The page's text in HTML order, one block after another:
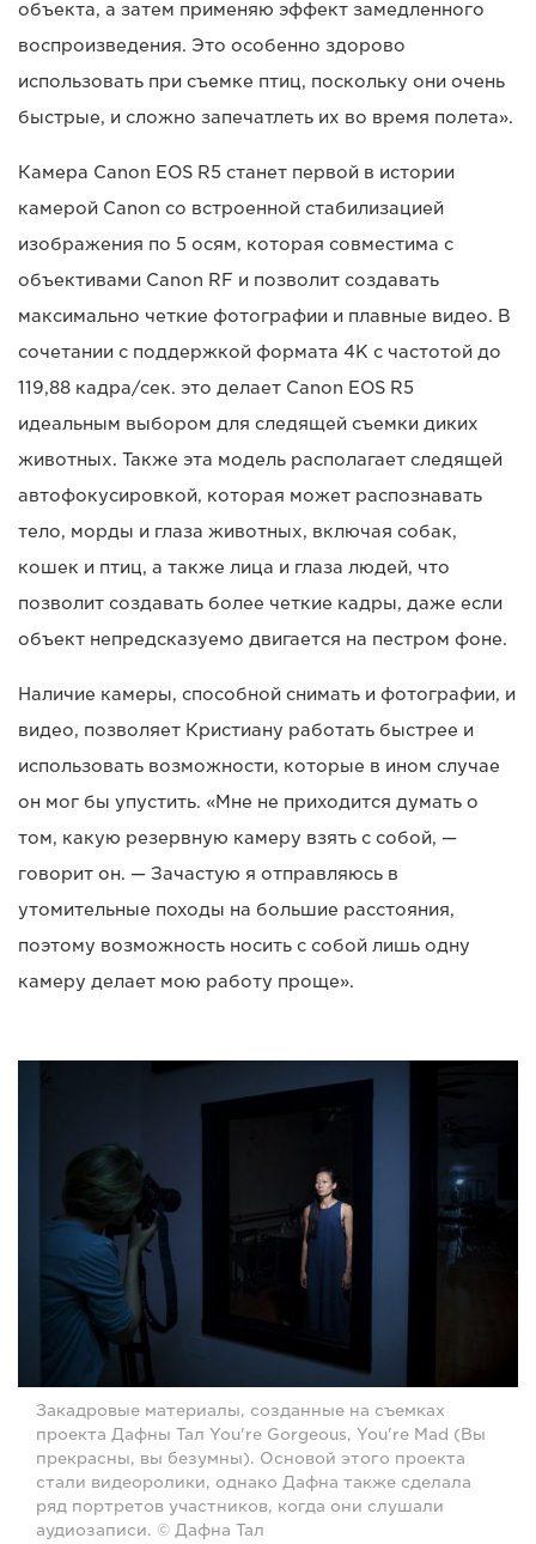
объекта, а затем применяю эффект замедленного
воспроизведения. Это особенно здорово
использовать при съемке птиц, поскольку они очень
быстрые, и сложно запечатлеть их во время полета».
Камера Canon EOS R5 станет первой в истории
камерой Canon со встроенной стабилизацией
изображения по 5 осям, которая совместима с
объективами Canon RF и позволит создавать
максимально четкие фотографии и плавные видео. В
сочетании с поддержкой формата 4K с частотой до
119,88 кадра/сек. это делает Canon EOS R5
идеальным выбором для следящей съемки диких
животных. Также эта модель располагает следящей
автофокусировкой, которая может распознавать
тело, морды и глаза животных, включая собак,
кошек и птиц, а также лица и глаза людей, что
позволит создавать более четкие кадры, даже если
объект непредсказуемо двигается на пестром фоне.
Наличие камеры, способной снимать и фотографии, и
видео, позволяет Кристиану работать быстрее и
использовать возможности, которые в ином случае
он мог бы упустить. «Мне не приходится думать о
том, какую резервную камеру взять с собой, —
говорит он. — Зачастую я отправляюсь в
утомительные походы на большие расстояния,
поэтому возможность носить с собой лишь одну
камеру делает мою работу проще».
Закадровые материалы, созданные на съемках
проекта Дафны Тал You're Gorgeous, You're Mad (Вы
прекрасны, вы безумны). Основой этого проекта
стали видеоролики, однако Дафна также сделала
ряд портретов участников, когда они слушали
аудиозаписи. © Дафна Тал